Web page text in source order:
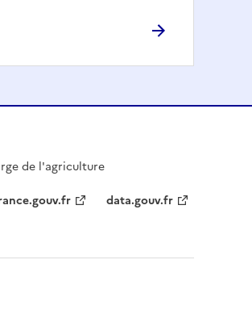
de l'agriculture
data.gouv.fr